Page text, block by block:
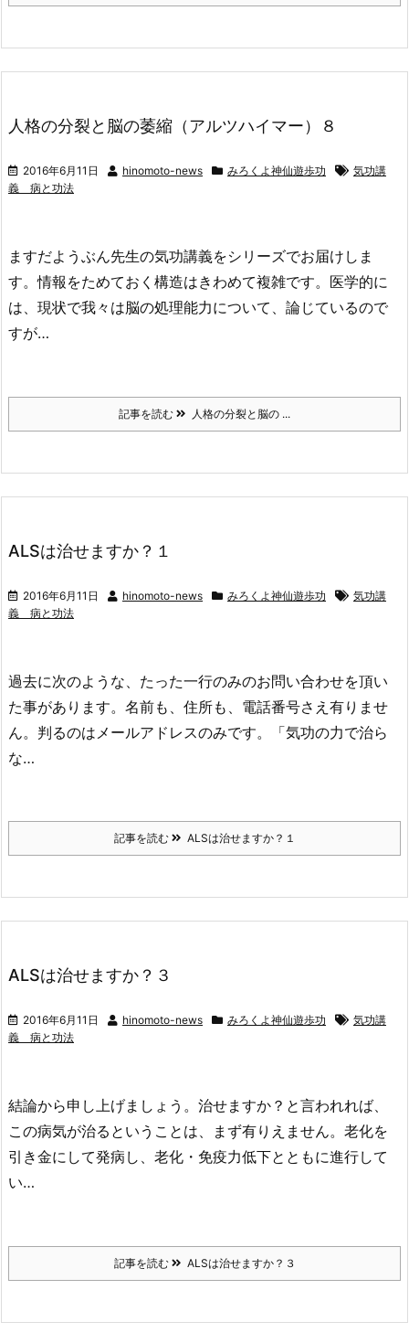
人格の分裂と脳の萎縮（アルツハイマー）８
2016年6月11日 hinomoto-news みろくよ神仙遊歩功
気功講
義 病と功法
ますだようぶん先生の気功講義をシリーズでお届けしま
す。情報をためておく構造はきわめて複雑です。医学的に
は、現状で我々は脳の処理能力について、論じているので
すが…
記事を読む 人格の分裂と脳の ...
ALSは治せますか？１
2016年6月11日 hinomoto-news みろくよ神仙遊歩功
気功講
義 病と功法
過去に次のような、たった一行のみのお問い合わせを頂い
た事があります。名前も、住所も、電話番号さえ有りませ
ん。判るのはメールアドレスのみです。「気功の力で治ら
な…
記事を読む ALSは治せますか？１
ALSは治せますか？３
2016年6月11日 hinomoto-news みろくよ神仙遊歩功
気功講
義 病と功法
結論から申し上げましょう。治せますか？と言われれば、
この病気が治るということは、まず有りえません。老化を
引き金にして発病し、老化・免疫力低下とともに進行して
い…
記事を読む ALSは治せますか？３